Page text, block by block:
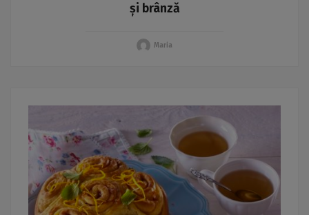
și brânză
Maria